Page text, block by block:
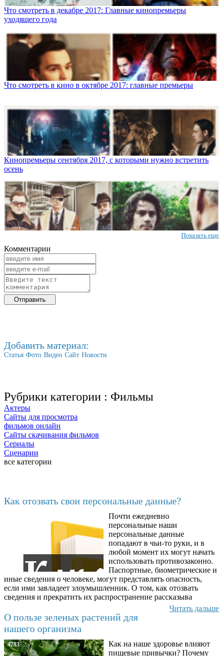
Что смотреть в декабре 2017: Главные кинопремьеры
уходящего года
Что смотреть в кино в октябре 2017: главные премьеры
Кинопремьеры сентября 2017, с которыми нужно встретить
осень
Показать еще
Комментарии
Добавить материал:
Статья Фото Видео Сайт Новости
Рубрики категории : Фильмы
Актеры
Сайты для просмотра
фильмов онлайн
Сайты скачивания фильмов
Сериалы
Сценарии
все категории
Как отозвать свои персональные данные?
Почти ежедневно
персональные наши
персональные данные
попадают в чьи-то руки, и в
любой момент их могут начать
использовать противозаконно.
Паспортные, биометрические и
иные сведения о человеке, могут представлять опасность,
если ими завладеет злоумышленник. О том, как отозвать
сведения и прекратить их распространение рассказыва
Читать дальше
О пользе зеленых растений для
нашего организма
4783
Как на наше здоровье влияют
пищевые привычки? Почему